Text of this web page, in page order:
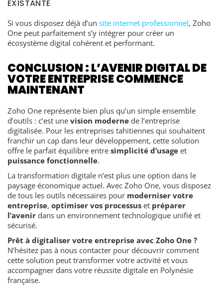
EXISTANTE
Si vous disposez déjà d’un site internet professionnel, Zoho
One peut parfaitement s’y intégrer pour créer un
écosystème digital cohérent et performant.
CONCLUSION : L’AVENIR DIGITAL DE
VOTRE ENTREPRISE COMMENCE
MAINTENANT
Zoho One représente bien plus qu’un simple ensemble
d’outils : c’est une vision moderne de l’entreprise
digitalisée. Pour les entreprises tahitiennes qui souhaitent
franchir un cap dans leur développement, cette solution
offre le parfait équilibre entre simplicité d’usage et
puissance fonctionnelle.
La transformation digitale n’est plus une option dans le
paysage économique actuel. Avec Zoho One, vous disposez
de tous les outils nécessaires pour moderniser votre
entreprise, optimiser vos processus et préparer
l’avenir dans un environnement technologique unifié et
sécurisé.
Prêt à digitaliser votre entreprise avec Zoho One ?
N’hésitez pas à nous contacter pour découvrir comment
cette solution peut transformer votre activité et vous
accompagner dans votre réussite digitale en Polynésie
française.